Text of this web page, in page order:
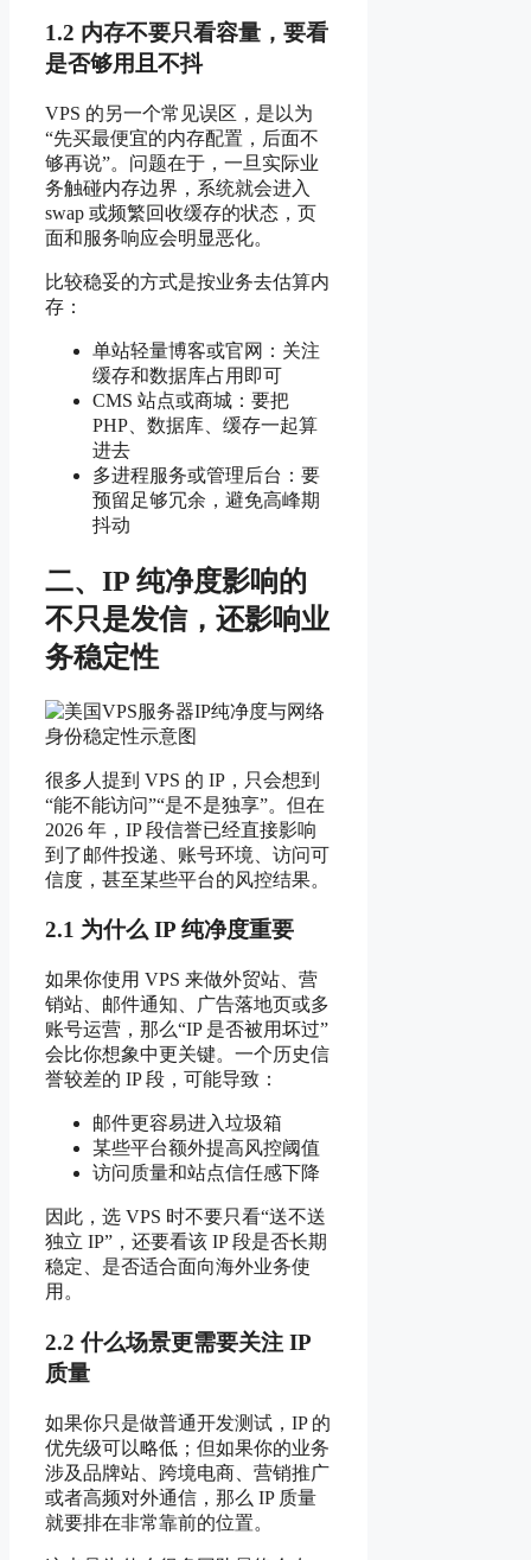
1.2 内存不要只看容量，要看
是否够用且不抖
VPS 的另一个常见误区，是以为
“先买最便宜的内存配置，后面不
够再说”。问题在于，一旦实际业
务触碰内存边界，系统就会进入
swap 或频繁回收缓存的状态，页
面和服务响应会明显恶化。
比较稳妥的方式是按业务去估算内
存：
单站轻量博客或官网：关注
缓存和数据库占用即可
CMS 站点或商城：要把
PHP、数据库、缓存一起算
进去
多进程服务或管理后台：要
预留足够冗余，避免高峰期
抖动
二、IP 纯净度影响的
不只是发信，还影响业
务稳定性
很多人提到 VPS 的 IP，只会想到
“能不能访问”“是不是独享”。但在
2026 年，IP 段信誉已经直接影响
到了邮件投递、账号环境、访问可
信度，甚至某些平台的风控结果。
2.1 为什么 IP 纯净度重要
如果你使用 VPS 来做外贸站、营
销站、邮件通知、广告落地页或多
账号运营，那么“IP 是否被用坏过”
会比你想象中更关键。一个历史信
誉较差的 IP 段，可能导致：
邮件更容易进入垃圾箱
某些平台额外提高风控阈值
访问质量和站点信任感下降
因此，选 VPS 时不要只看“送不送
独立 IP”，还要看该 IP 段是否长期
稳定、是否适合面向海外业务使
用。
2.2 什么场景更需要关注 IP
质量
如果你只是做普通开发测试，IP 的
优先级可以略低；但如果你的业务
涉及品牌站、跨境电商、营销推广
或者高频对外通信，那么 IP 质量
就要排在非常靠前的位置。